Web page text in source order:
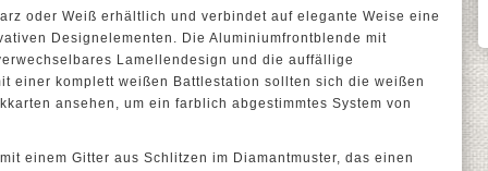
oder Weiß erhältlich und verbindet auf elegante Weise eine
Designelementen. Die Aluminiumfrontblende mit
Lamellendesign und die auffällige
einer komplett weißen Battlestation sollten sich die weißen
ansehen, um ein farblich abgestimmtes System von
einem Gitter aus Schlitzen im Diamantmuster, das einen